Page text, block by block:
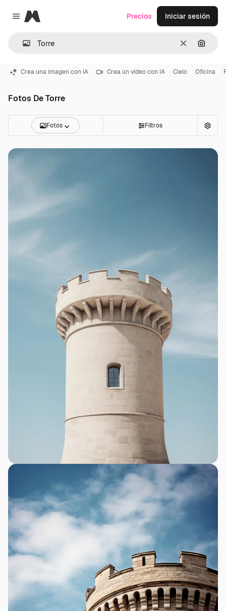
Close menu
Magnific
Borrar
Precios Iniciar sesión
Crea una imagen con IA Crea un vídeo con IA Cielo Oficina
Fotos De Torre
Fotos Filtros